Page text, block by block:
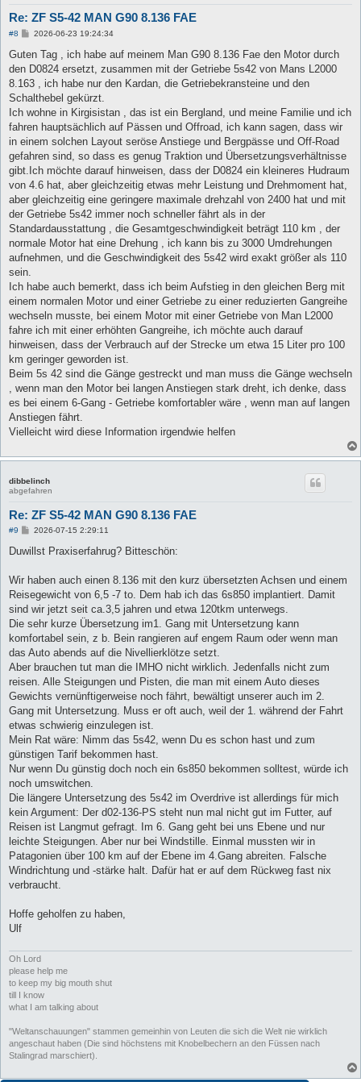
Re: ZF S5-42 MAN G90 8.136 FAE
#8
B
i
r
a
2026-06-23 19:24:34
Guten Tag , ich habe auf meinem Man G90 8.136 Fae den Motor durch
den D0824 ersetzt, zusammen mit der Getriebe 5s42 von Mans L2000
8.163 , ich habe nur den Kardan, die Getriebekransteine und den
Schalthebel gekürzt.
Ich wohne in Kirgisistan , das ist ein Bergland, und meine Familie und ich
fahren hauptsächlich auf Pässen und Offroad, ich kann sagen, dass wir
in einem solchen Layout seröse Anstiege und Bergpässe und Off-Road
gefahren sind, so dass es genug Traktion und Übersetzungsverhältnisse
gibt.Ich möchte darauf hinweisen, dass der D0824 ein kleineres Hudraum
von 4.6 hat, aber gleichzeitig etwas mehr Leistung und Drehmoment hat,
aber gleichzeitig eine geringere maximale drehzahl von 2400 hat und mit
der Getriebe 5s42 immer noch schneller fährt als in der
Standardausstattung , die Gesamtgeschwindigkeit beträgt 110 km , der
normale Motor hat eine Drehung , ich kann bis zu 3000 Umdrehungen
aufnehmen, und die Geschwindigkeit des 5s42 wird exakt größer als 110
sein.
Ich habe auch bemerkt, dass ich beim Aufstieg in den gleichen Berg mit
einem normalen Motor und einer Getriebe zu einer reduzierten Gangreihe
wechseln musste, bei einem Motor mit einer Getriebe von Man L2000
fahre ich mit einer erhöhten Gangreihe, ich möchte auch darauf
hinweisen, dass der Verbrauch auf der Strecke um etwa 15 Liter pro 100
km geringer geworden ist.
Beim 5s 42 sind die Gänge gestreckt und man muss die Gänge wechseln
, wenn man den Motor bei langen Anstiegen stark dreht, ich denke, dass
es bei einem 6-Gang - Getriebe komfortabler wäre , wenn man auf langen
Anstiegen fährt.
Vielleicht wird diese Information irgendwie helfen
dibbelinch
abgefahren
Re: ZF S5-42 MAN G90 8.136 FAE
#9
B
i
a
2026-07-15 2:29:11
Duwillst Praxiserfahrug? Bitteschön:
Wir haben auch einen 8.136 mit den kurz übersetzten Achsen und einem
Reisegewicht von 6,5 -7 to. Dem hab ich das 6s850 implantiert. Damit
sind wir jetzt seit ca.3,5 jahren und etwa 120tkm unterwegs.
Die sehr kurze Übersetzung im1. Gang mit Untersetzung kann
komfortabel sein, z b. Bein rangieren auf engem Raum oder wenn man
das Auto abends auf die Nivellierklötze setzt.
Aber brauchen tut man die IMHO nicht wirklich. Jedenfalls nicht zum
reisen. Alle Steigungen und Pisten, die man mit einem Auto dieses
Gewichts vernünftigerweise noch fährt, bewältigt unserer auch im 2.
Gang mit Untersetzung. Muss er oft auch, weil der 1. während der Fahrt
etwas schwierig einzulegen ist.
Mein Rat wäre: Nimm das 5s42, wenn Du es schon hast und zum
günstigen Tarif bekommen hast.
Nur wenn Du günstig doch noch ein 6s850 bekommen solltest, würde ich
noch umswitchen.
Die längere Untersetzung des 5s42 im Overdrive ist allerdings für mich
kein Argument: Der d02-136-PS steht nun mal nicht gut im Futter, auf
Reisen ist Langmut gefragt. Im 6. Gang geht bei uns Ebene und nur
leichte Steigungen. Aber nur bei Windstille. Einmal mussten wir in
Patagonien über 100 km auf der Ebene im 4.Gang abreiten. Falsche
Windrichtung und -stärke halt. Dafür hat er auf dem Rückweg fast nix
verbraucht.
Hoffe geholfen zu haben,
Ulf
Oh Lord
please help me
to keep my big mouth shut
till I know
what I am talking about
"Weltanschauungen" stammen gemeinhin von Leuten die sich die Welt nie wirklich
angeschaut haben (Die sind höchstens mit Knobelbechern an den Füssen nach
Stalingrad marschiert).